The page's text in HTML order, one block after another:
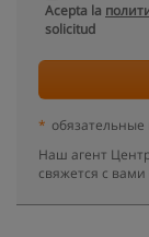
Acepta la
solicitud
* обязательные
Наш агент
свяжется с